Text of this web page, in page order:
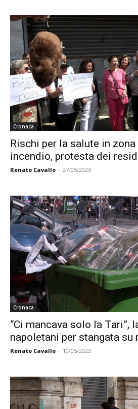
Cronaca
Rischi per la salute in
incendio, protesta dei
Renato Cavallo - 27/05/2023
Cronaca
“Ci mancava solo la Tari”,
napoletani per stangata su
Renato Cavallo - 10/05/2023